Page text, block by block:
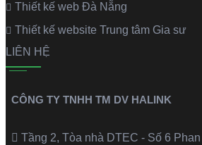
Thiết kế web Đà Nẵng
Thiết kế website Trung tâm Gia sư
LIÊN HỆ
CÔNG TY TNHH TM DV HALINK
Tầng 2, Tòa nhà DTEC - Số 6